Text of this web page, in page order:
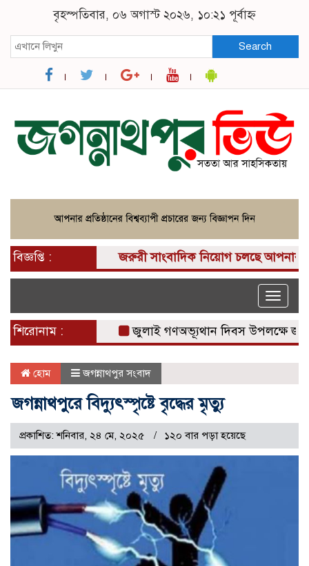
বৃহস্পতিবার, ০৬ অগাস্ট ২০২৬, ১০:২১ পূর্বাহ্ন
Search
বিজ্ঞপ্তি : জরুরী সাংবাদিক নিয়োগ চলছে আপনার কাছে
Toggle
শিরোনাম : জুলাই গণঅভ্যূথান দিবস উপলক্ষে
হোম জগন্নাথপুর সংবাদ
জগন্নাথপুরে বিদ্যুৎস্পৃষ্টে বৃদ্ধের মৃত্যু
প্রকাশিত: শনিবার, ২৪ মে, ২০২৫ ১২০ বার পড়া হয়েছে